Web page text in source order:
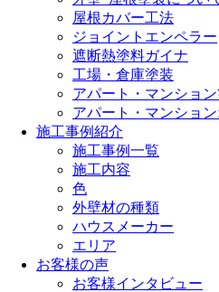
屋根カバー工法
ジョイントエンペラー
遮断熱塗料ガイナ
工場・倉庫塗装
アパート・マンショ
アパート・マンショ
施工事例紹介
施工事例一覧
施工内容
色
外壁材の種類
ハウスメーカー
エリア
お客様の声
お客様インタビュー